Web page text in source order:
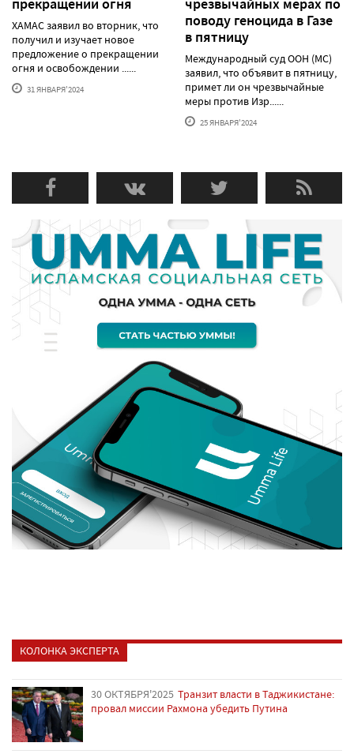
прекращении огня
ХАМАС заявил во вторник, что
получил и изучает новое
предложение о прекращении
огня и освобождении ......
31 ЯНВАРЯ'2024
чрезвычайных мерах по
поводу геноцида в Газе
в пятницу
Международный суд ООН (МС)
заявил, что объявит в пятницу,
примет ли он чрезвычайные
меры против Изр......
25 ЯНВАРЯ'2024
КОЛОНКА ЭКСПЕРТА
30 ОКТЯБРЯ'2025 Транзит власти в Таджикистане:
провал миссии Рахмона убедить Путина